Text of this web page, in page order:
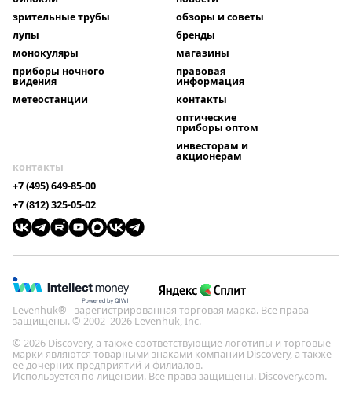
зрительные трубы
лупы
монокуляры
приборы ночного
видения
метеостанции
обзоры и советы
бренды
магазины
правовая
информация
контакты
оптические
приборы оптом
инвесторам и
акционерам
контакты
+7 (495) 649-85-00
+7 (812) 325-05-02
Levenhuk® - зарегистрированная торговая марка. Все права
защищены. © 2002–2026 Levenhuk, Inc.
© 2026 Discovery, а также соответствующие логотипы и торговые
марки являются товарными знаками компании Discovery, а также
ее дочерних предприятий и филиалов.
Используется по лицензии. Все права защищены. Discovery.com.